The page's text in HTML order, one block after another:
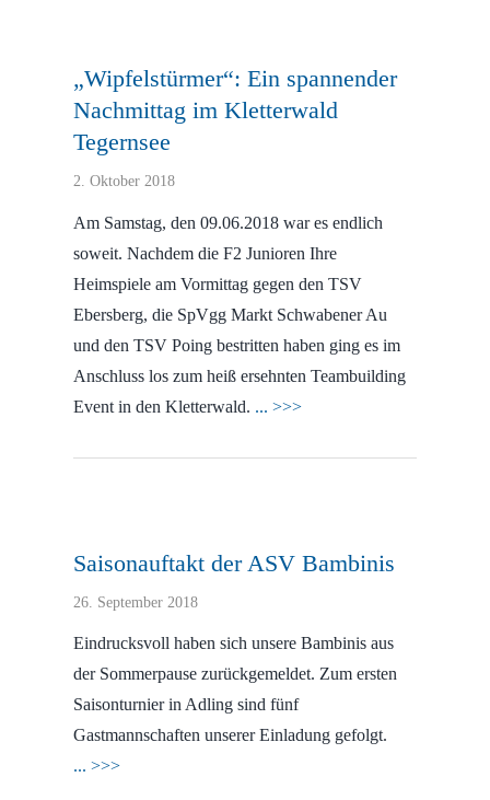
„Wipfelstürmer“: Ein spannender
Nachmittag im Kletterwald
Tegernsee
2. Oktober 2018
Am Samstag, den 09.06.2018 war es endlich
soweit. Nachdem die F2 Junioren Ihre
Heimspiele am Vormittag gegen den TSV
Ebersberg, die SpVgg Markt Schwabener Au
und den TSV Poing bestritten haben ging es im
Anschluss los zum heiß ersehnten Teambuilding
Event in den Kletterwald. ... >>>
Saisonauftakt der ASV Bambinis
26. September 2018
Eindrucksvoll haben sich unsere Bambinis aus
der Sommerpause zurückgemeldet. Zum ersten
Saisonturnier in Adling sind fünf
Gastmannschaften unserer Einladung gefolgt.
... >>>